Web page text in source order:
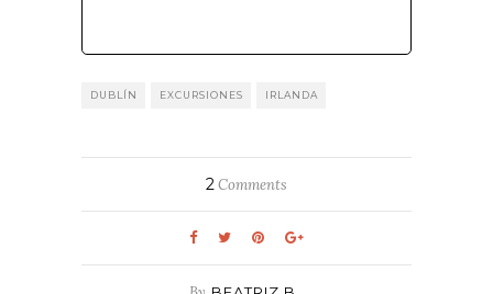
DUBLÍN EXCURSIONES IRLANDA
2Comments